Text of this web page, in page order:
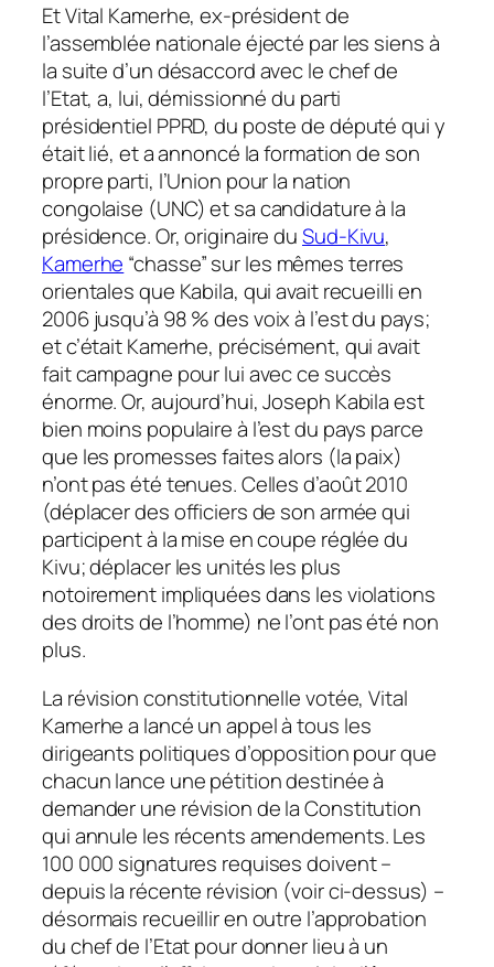
Et Vital Kamerhe, ex-président de
l’assemblée nationale éjecté par les siens à
la suite d’un désaccord avec le chef de
l’Etat, a, lui, démissionné du parti
présidentiel PPRD, du poste de député qui y
était lié, et a annoncé la formation de son
propre parti, l’Union pour la nation
congolaise (UNC) et sa candidature à la
présidence. Or, originaire duSud-Kivu,
Kamerhe “chasse” sur les mêmes terres
orientales que Kabila, qui avait recueilli en
2006 jusqu’à 98 % des voix à l’est du pays;
et c’était Kamerhe, précisément, qui avait
fait campagne pour lui avec ce succès
énorme. Or, aujourd’hui, Joseph Kabila est
bien moins populaire à l’est du pays parce
que les promesses faites alors (la paix)
n’ont pas été tenues. Celles d’août 2010
(déplacer des officiers de son armée qui
participent à la mise en coupe réglée du
Kivu; déplacer les unités les plus
notoirement impliquées dans les violations
des droits de l’homme) ne l’ont pas été non
plus.
La révision constitutionnelle votée, Vital
Kamerhe a lancé un appel à tous les
dirigeants politiques d’opposition pour que
chacun lance une pétition destinée à
demander une révision de la Constitution
qui annule les récents amendements. Les
100 000 signatures requises doivent –
depuis la récente révision (voir ci-dessus) –
désormais recueillir en outre l’approbation
du chef de l’Etat pour donner lieu à un